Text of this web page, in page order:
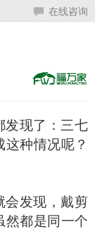
在线咨询
发现了：三七
种情况呢？
会发现，戴剪
然都是同一个